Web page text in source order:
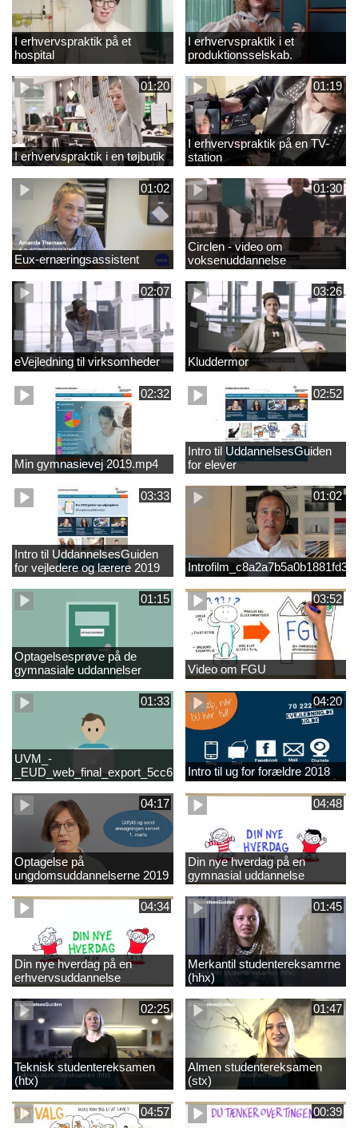
I erhvervspraktik på et
hospital
I erhvervspraktik i et
produktionsselskab.
01:20
I erhvervspraktik i en tøjbutik
01:19
I erhvervspraktik på en TV-
station
01:02
Eux-ernæringsassistent
01:30
Circlen - video om
voksenuddannelse
02:07
eVejledning til virksomheder
03:26
Kluddermor
02:32
Min gymnasievej 2019.mp4
02:52
Intro til UddannelsesGuiden
for elever
03:33
Intro til UddannelsesGuiden
for vejledere og lærere 2019
01:02
01:15
Optagelsesprøve på de
gymnasiale uddannelser
03:52
Video om FGU
01:33
UVM_-
04:20
Intro til ug for forældre 2018
04:17
Optagelse på
ungdomsuddannelserne 2019
04:48
Din nye hverdag på en
gymnasial uddannelse
04:34
Din nye hverdag på en
erhvervsuddannelse
01:45
Merkantil studentereksamrne
(hhx)
02:25
Teknisk studentereksamen
(htx)
01:47
Almen studentereksamen
(stx)
04:57 00:39